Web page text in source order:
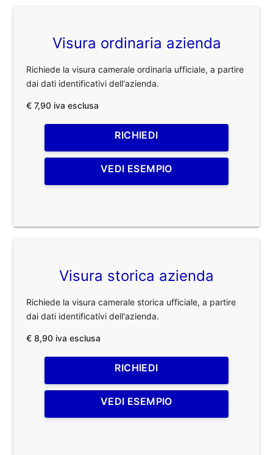
Visura ordinaria azienda
Richiede la visura camerale ordinaria ufficiale, a partire
dai dati identificativi dell'azienda.
€ 7,90 iva esclusa
RICHIEDI
VEDI ESEMPIO
Visura storica azienda
Richiede la visura camerale storica ufficiale, a partire
dai dati identificativi dell'azienda.
€ 8,90 iva esclusa
RICHIEDI
VEDI ESEMPIO